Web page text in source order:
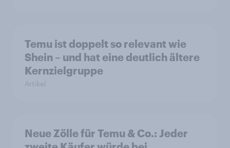
Temu ist doppelt so relevant wie
Shein – und hat eine deutlich ältere
Kernzielgruppe
Artikel
Neue Zölle für Temu & Co.: Jeder